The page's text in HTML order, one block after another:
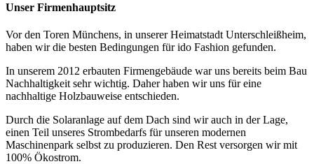
Unser Firmenhauptsitz
Vor den Toren Münchens, in unserer Heimatstadt Unterschleißheim,
haben wir die besten Bedingungen für ido Fashion gefunden.
In unserem 2012 erbauten Firmengebäude war uns bereits beim Bau
Nachhaltigkeit sehr wichtig. Daher haben wir uns für eine
nachhaltige Holzbauweise entschieden.
Durch die Solaranlage auf dem Dach sind wir auch in der Lage,
einen Teil unseres Strombedarfs für unseren modernen
Maschinenpark selbst zu produzieren. Den Rest versorgen wir mit
100% Ökostrom.